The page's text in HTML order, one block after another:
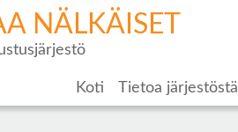
NÄLKÄISET
Koti Tietoa järjestöstä